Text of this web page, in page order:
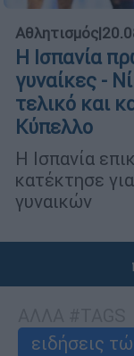
Αθλητισμός|
Η Ισπανία
γυναίκες -
τελικό και
Κύπελλο
H Ισπανία
κατέκτησε
γυναικών
ειδήσεις